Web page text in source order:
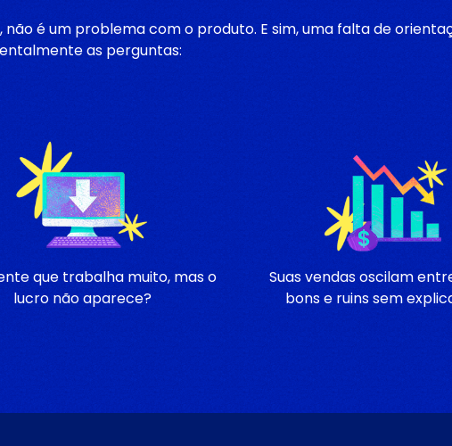
não é um problema com o produto. E sim, uma falta de
as perguntas:
que trabalha muito, mas o
lucro não aparece?
Suas vendas oscilam
bons e ruins sem